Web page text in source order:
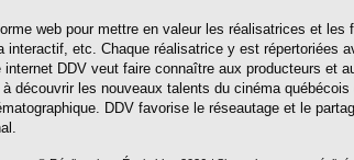
web pour mettre en valeur les réalisatrices et
interactif, etc. Chaque réalisatrice y est
internet DDV veut faire connaître aux producteurs
découvrir les nouveaux talents du cinéma
DDV favorise le réseautage et le